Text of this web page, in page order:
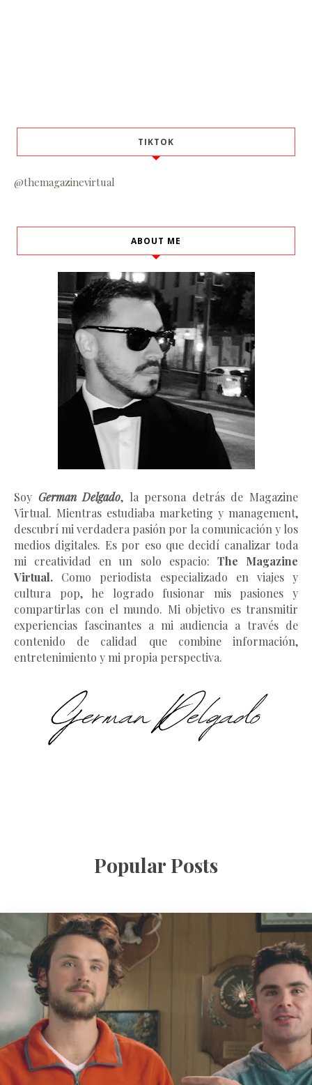
TIKTOK
@themagazinevirtual
ABOUT ME
Soy German Delgado, la persona detrás de Magazine
Virtual. Mientras estudiaba marketing y management,
descubrí mi verdadera pasión por la comunicación y los
medios digitales. Es por eso que decidí canalizar toda
mi creatividad en un solo espacio: The Magazine
Virtual. Como periodista especializado en viajes y
cultura pop, he logrado fusionar mis pasiones y
compartirlas con el mundo. Mi objetivo es transmitir
experiencias fascinantes a mi audiencia a través de
contenido de calidad que combine información,
entretenimiento y mi propia perspectiva.
Popular Posts